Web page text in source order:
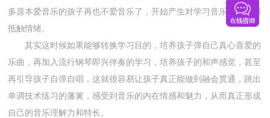
多原本爱音乐的孩子再也不爱音乐了，开始产生对学习音乐的叛逆和
抵触情绪。
其实这时候如果能够转换学习目的，培养孩子弹自己真心喜爱的
乐曲，再加入流行钢琴即兴伴奏的学习，培养孩子的和声感觉，甚至
再引导孩子自弹自唱，这就很容易让孩子真正能做到融会贯通，跳出
单调技术练习的藩篱，感受到音乐的内在情感和魅力，从而真正形成
自己的音乐理解力和特长。